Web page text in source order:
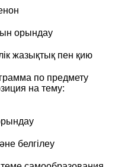
орындау
жазықтық пен қию
по предмету
на тему:
белгілеу